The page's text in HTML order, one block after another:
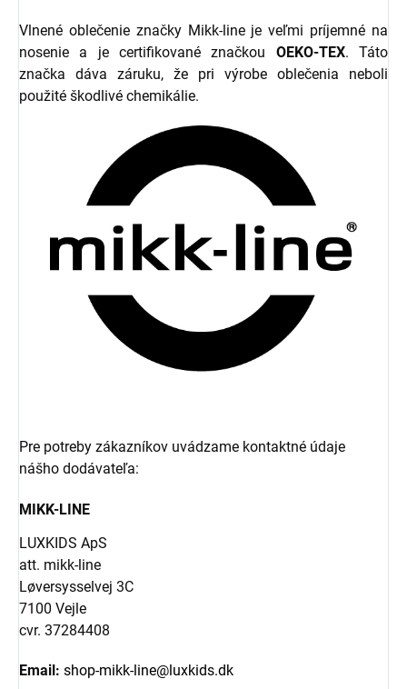
Vlnené oblečenie značky Mikk-line je veľmi príjemné na
nosenie a je certifikované značkou OEKO-TEX. Táto
značka dáva záruku, že pri výrobe oblečenia neboli
použité škodlivé chemikálie.
Pre potreby zákazníkov uvádzame kontaktné údaje
nášho dodávateľa:
MIKK-LINE
LUXKIDS ApS
att. mikk-line
Løversysselvej 3C
7100 Vejle
cvr. 37284408
Email: shop-mikk-line@luxkids.dk